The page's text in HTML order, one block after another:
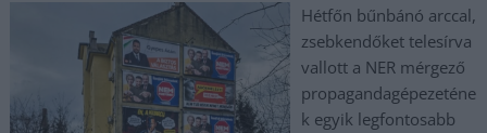
Hétfőn bűnbánó arccal,
zsebkendőket telesírva
vallott a NER mérgező
propagandagépezeténe
k egyik legfontosabb